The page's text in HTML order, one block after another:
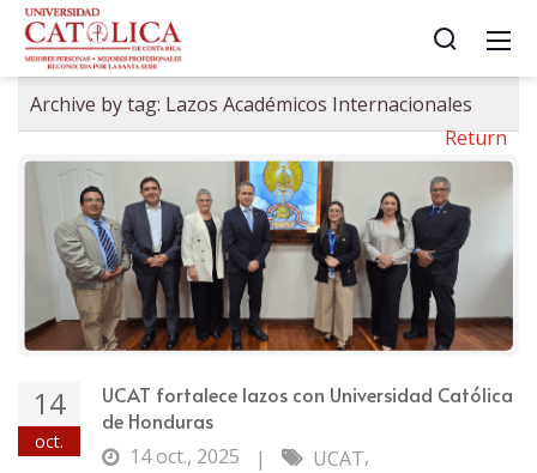
Archive by tag: Lazos Académicos Internacionales
Return
14
oct.
UCAT fortalece lazos con Universidad Católica
de Honduras
14 oct., 2025
| UCAT,